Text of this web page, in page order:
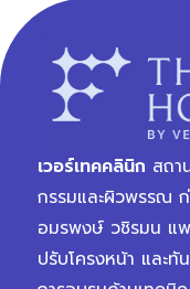
เวอร์เทคคลินิก สถา
กรรมและผิวพรรณ
อมรพงษ์ วชิรมน แพ
ปรับโครงหน้า และ